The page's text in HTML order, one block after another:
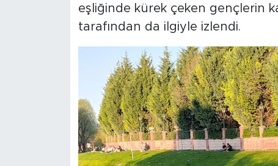
eşliğinde kürek çeken gençlerin
tarafından da ilgiyle izlendi.